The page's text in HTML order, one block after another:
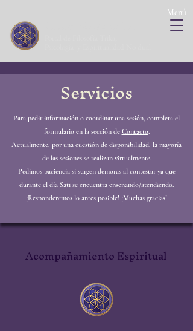
Menú
Acompañamiento Espiritual
Servicios
Para pedir información o coordinar una sesión, completa el
formulario en la sección de Contacto.
Actualmente, por una cuestión de disponibilidad, la mayoría
de las sesiones se realizan virtualmente.
Pedimos paciencia si surgen demoras al contestar ya que
durante el día Satī se encuentra enseñando/atendiendo.
¡Responderemos lo antes posible! ¡Muchas gracias!